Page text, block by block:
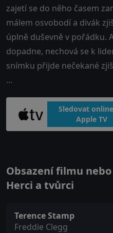
zajetí se do něho časem
málem osvobodí a divák
úplně duševně v pořádku.
dopadne, nechová se k
snímku přijde nečekané
...
Sledovat
Apple TV
Obsazení filmu
Herci a tvůrci
Terence Stamp
Freddie Clegg